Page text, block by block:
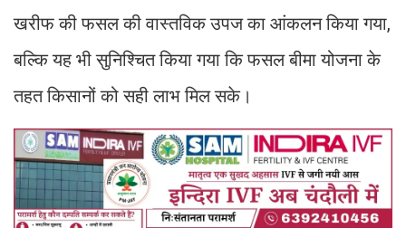
खरीफ की फसल की वास्तविक उपज का आंकलन किया गया,
बल्कि यह भी सुनिश्चित किया गया कि फसल बीमा योजना के
तहत किसानों को सही लाभ मिल सके।